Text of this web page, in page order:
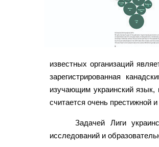
известных организаций
зарегистрированная
изучающим украинский
считается очень престижной
Задачей Лиги
исследований и